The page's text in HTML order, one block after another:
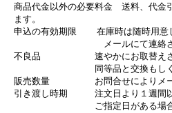
商品代金以外の必要料金 送料、代金
ます。
申込の有効期限 在庫時は随時用意し
メールにて連絡させて
不良品 速やかにお取替えさせて
同等品と交換もしくはキャ
販売数量 お問合せによりメール
引き渡し時期 注文日より１週間以
ご指定日がある場合は、注